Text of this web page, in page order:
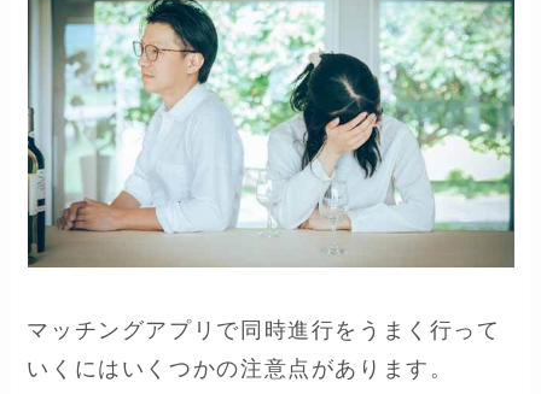
マッチングアプリで同時進行をうまく行って
いくにはいくつかの注意点があります。